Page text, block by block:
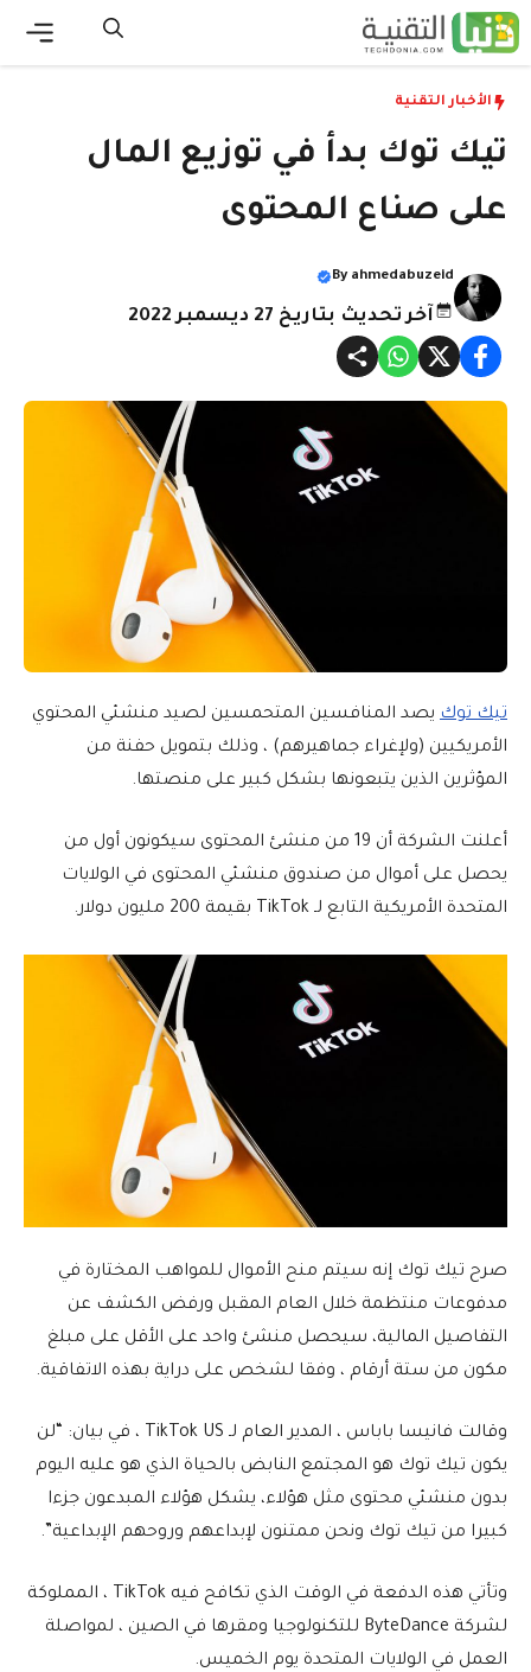
انتقل
إلى
الأخبار التقنية
تيك توك بدأ في توزيع المال
على صناع المحتوى
By ahmedabuzeid
آخر تحديث بتاريخ 27 ديسمبر 2022
تيك توك يصد المنافسين المتحمسين لصيد منشئي المحتوي
الأمريكيين (ولإغراء جماهيرهم) ، وذلك بتمويل حفنة من
المؤثرين الذين يتبعونها بشكل كبير على منصتها.
أعلنت الشركة أن 19 من منشئ المحتوى سيكونون أول من
يحصل على أموال من صندوق منشئي المحتوى في الولايات
المتحدة الأمريكية التابع لـ TikTok بقيمة 200 مليون دولار.
صرح تيك توك إنه سيتم منح الأموال للمواهب المختارة في
مدفوعات منتظمة خلال العام المقبل ورفض الكشف عن
التفاصيل المالية، سيحصل منشئ واحد على الأقل على مبلغ
مكون من ستة أرقام ، وفقا لشخص على دراية بهذه الاتفاقية.
وقالت فانيسا باباس ، المدير العام لـ TikTok US ، في بيان: “لن
يكون تيك توك هو المجتمع النابض بالحياة الذي هو عليه اليوم
بدون منشئي محتوى مثل هؤلاء، يشكل هؤلاء المبدعون جزءا
كبيرا من تيك توك ونحن ممتنون لإبداعهم وروحهم الإبداعية”.
وتأتي هذه الدفعة في الوقت الذي تكافح فيه TikTok ، المملوكة
لشركة ByteDance للتكنولوجيا ومقرها في الصين ، لمواصلة
العمل في الولايات المتحدة يوم الخميس.